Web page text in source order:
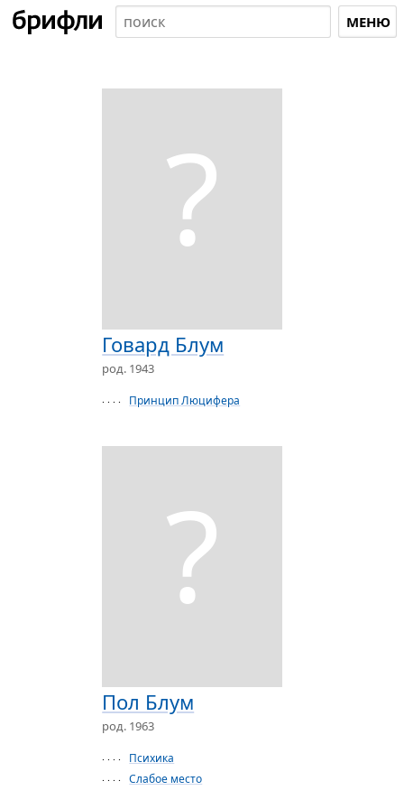
МЕНЮ
?
Говард Блум
род. 1943
· · · · Принцип Люцифера
?
Пол Блум
род. 1963
· · · · Психика
· · · · Слабое место